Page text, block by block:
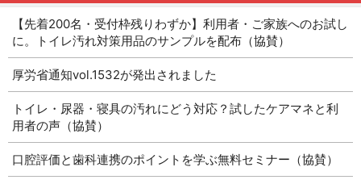
【先着200名・受付枠残りわずか】利用者・ご家族へのお試し
に。トイレ汚れ対策用品のサンプルを配布（協賛）
厚労省通知vol.1532が発出されました
トイレ・尿器・寝具の汚れにどう対応？試したケアマネと利
用者の声（協賛）
口腔評価と歯科連携のポイントを学ぶ無料セミナー（協賛）